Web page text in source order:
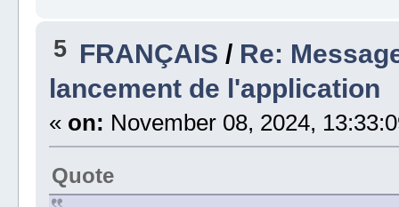
5 FRANÇAIS / Re:
lancement de l'application
« on: November 08, 2024,
Quote